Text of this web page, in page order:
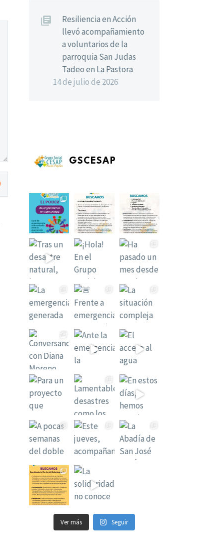
Resiliencia en Acción
llevó acompañamiento
a voluntarios de la
parroquia San Judas
Tadeo en La Pastora
14 de julio de 2026
GSCESAP
Ver más Seguir